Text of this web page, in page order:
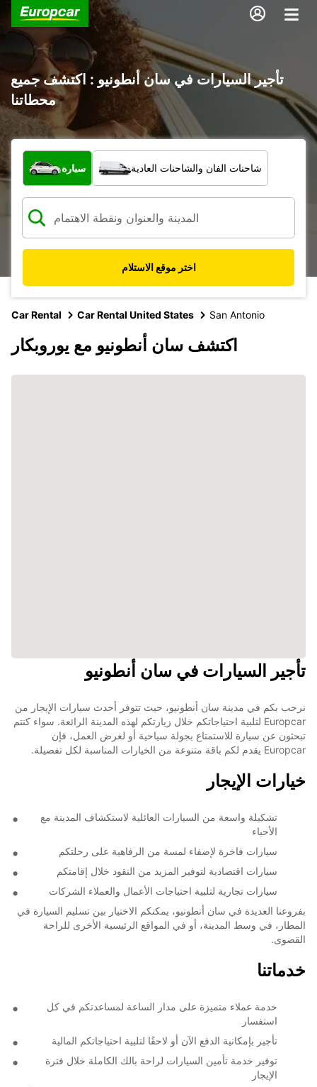
تأجير السيارات في سان أنطونيو : اكتشف جميع
محطاتنا
ما نوع المركبة؟
سيارة شاحنات الفان والشاحنات العادية
اختر موقع الاستلام
Car Rental Car Rental United States San Antonio
اكتشف سان أنطونيو مع يوروبكار
تأجير السيارات في سان أنطونيو
نرحب بكم في مدينة سان أنطونيو، حيث تتوفر أحدث سيارات الإيجار من
Europcar لتلبية احتياجاتكم خلال زيارتكم لهذه المدينة الرائعة. سواء كنتم
تبحثون عن سيارة للاستمتاع بجولة سياحية أو لغرض العمل، فإن
Europcar يقدم لكم باقة متنوعة من الخيارات المناسبة لكل تفصيلة.
خيارات الإيجار
تشكيلة واسعة من السيارات العائلية لاستكشاف المدينة مع
الأحباء
سيارات فاخرة لإضفاء لمسة من الرفاهية على رحلتكم
سيارات اقتصادية لتوفير المزيد من النقود خلال إقامتكم
سيارات تجارية لتلبية احتياجات الأعمال والعملاء الشركات
بفروعنا العديدة في سان أنطونيو، يمكنكم الاختيار بين تسليم السيارة في
المطار، في وسط المدينة، أو في المواقع الرئيسية الأخرى للراحة
القصوى.
خدماتنا
خدمة عملاء متميزة على مدار الساعة لمساعدتكم في كل
استفسار
تأجير بإمكانية الدفع الآن أو لاحقًا لتلبية احتياجاتكم المالية
توفير خدمة تأمين السيارات لراحة بالك الكاملة خلال فترة
الإيجار